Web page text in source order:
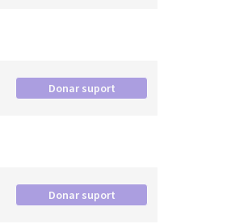
Donar suport
Donar suport